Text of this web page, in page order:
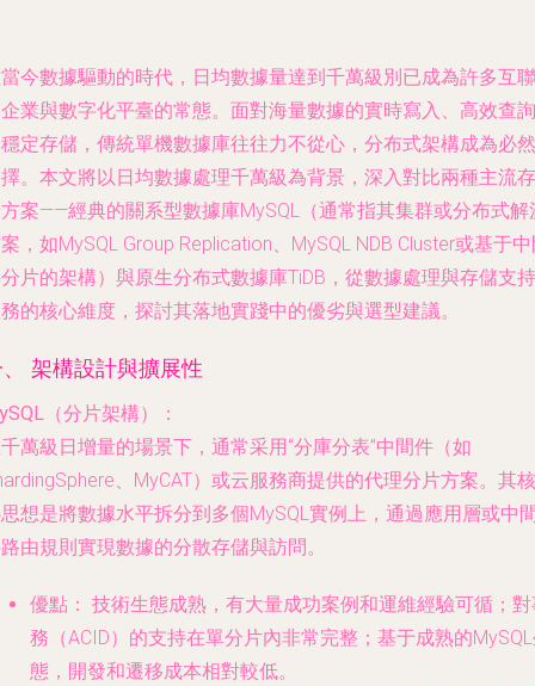
今數據驅動的時代，日均數據量達到千萬級別已成為許多互聯
業與數字化平臺的常態。面對海量數據的實時寫入、高效查詢
定存儲，傳統單機數據庫往往力不從心，分布式架構成為必然
。本文將以日均數據處理千萬級為背景，深入對比兩種主流存
案——經典的關系型數據庫MySQL（通常指其集群或分布式解
，如MySQL Group Replication、MySQL NDB Cluster或基于
片的架構）與原生分布式數據庫TiDB，從數據處理與存儲支持
的核心維度，探討其落地實踐中的優劣與選型建議。
架構設計與擴展性
（分片架構）：
萬級日增量的場景下，通常采用“分庫分表”中間件（如
、MyCAT）或云服務商提供的代理分片方案。其核
想是將數據水平拆分到多個MySQL實例上，通過應用層或中
由規則實現數據的分散存儲與訪問。
優點： 技術生態成熟，有大量成功案例和運維經驗可循；
務（ACID）的支持在單分片內非常完整；基于成熟的
態，開發和遷移成本相對較低。